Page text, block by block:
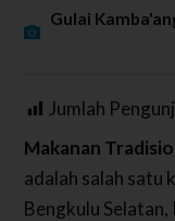
Gulai
Jumlah
Makanan
adalah salah satu
Bengkulu